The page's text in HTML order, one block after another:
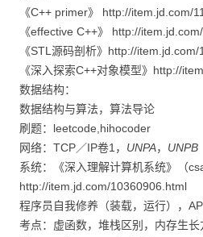
《C++ primer》 http://item.jd.com/
《effective C++》 http://
《STL源码剖析》http://
《深入探索C++对象模型》http://
数据结构：
数据结构与算法，算法导论
刷题：leetcode,hihocoder
网络：TCP／IP卷1， UNPA， UNPB
系统：《深入理解计算机系统》（
http://item.jd.com/10360906.html
程序员自我修养（装载，运行），
考点：虚函数，堆栈区别，内存生长